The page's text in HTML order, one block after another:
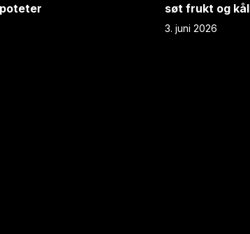
søt frukt og kål
3. juni 2026